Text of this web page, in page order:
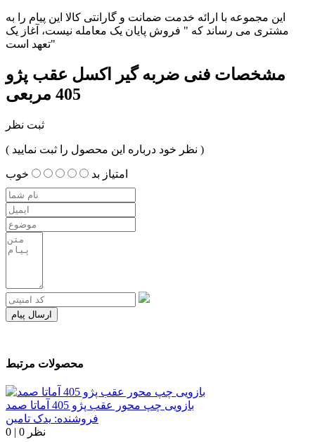
این مجموعه با ارائه خدمت ضمانت و گارانتی کالا این پیام را به
مشتری می رساند که " فروش پایان یک معامله نیست، آغاز یک
تعهد است"
مشخصات فنی ضربه گیر اکسل عقب پژو
405 مربعی
ثبت نظر
( نظر خود درباره این محصول را ثبت نمایید )
امتیاز بد خوب
ارسال پیام
محصولات مرتبط
بازویی چپ محور عقب پژو 405 آماتا صمد
فروشنده: یدک تامین
0 | 0 نظر